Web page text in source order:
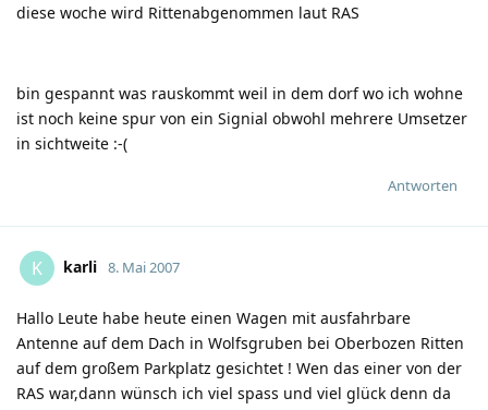
diese woche wird Rittenabgenommen laut RAS
bin gespannt was rauskommt weil in dem dorf wo ich wohne
ist noch keine spur von ein Signial obwohl mehrere Umsetzer
in sichtweite :-(
Antworten
K karli 8. Mai 2007
Hallo Leute habe heute einen Wagen mit ausfahrbare
Antenne auf dem Dach in Wolfsgruben bei Oberbozen Ritten
auf dem großem Parkplatz gesichtet ! Wen das einer von der
RAS war,dann wünsch ich viel spass und viel glück denn da